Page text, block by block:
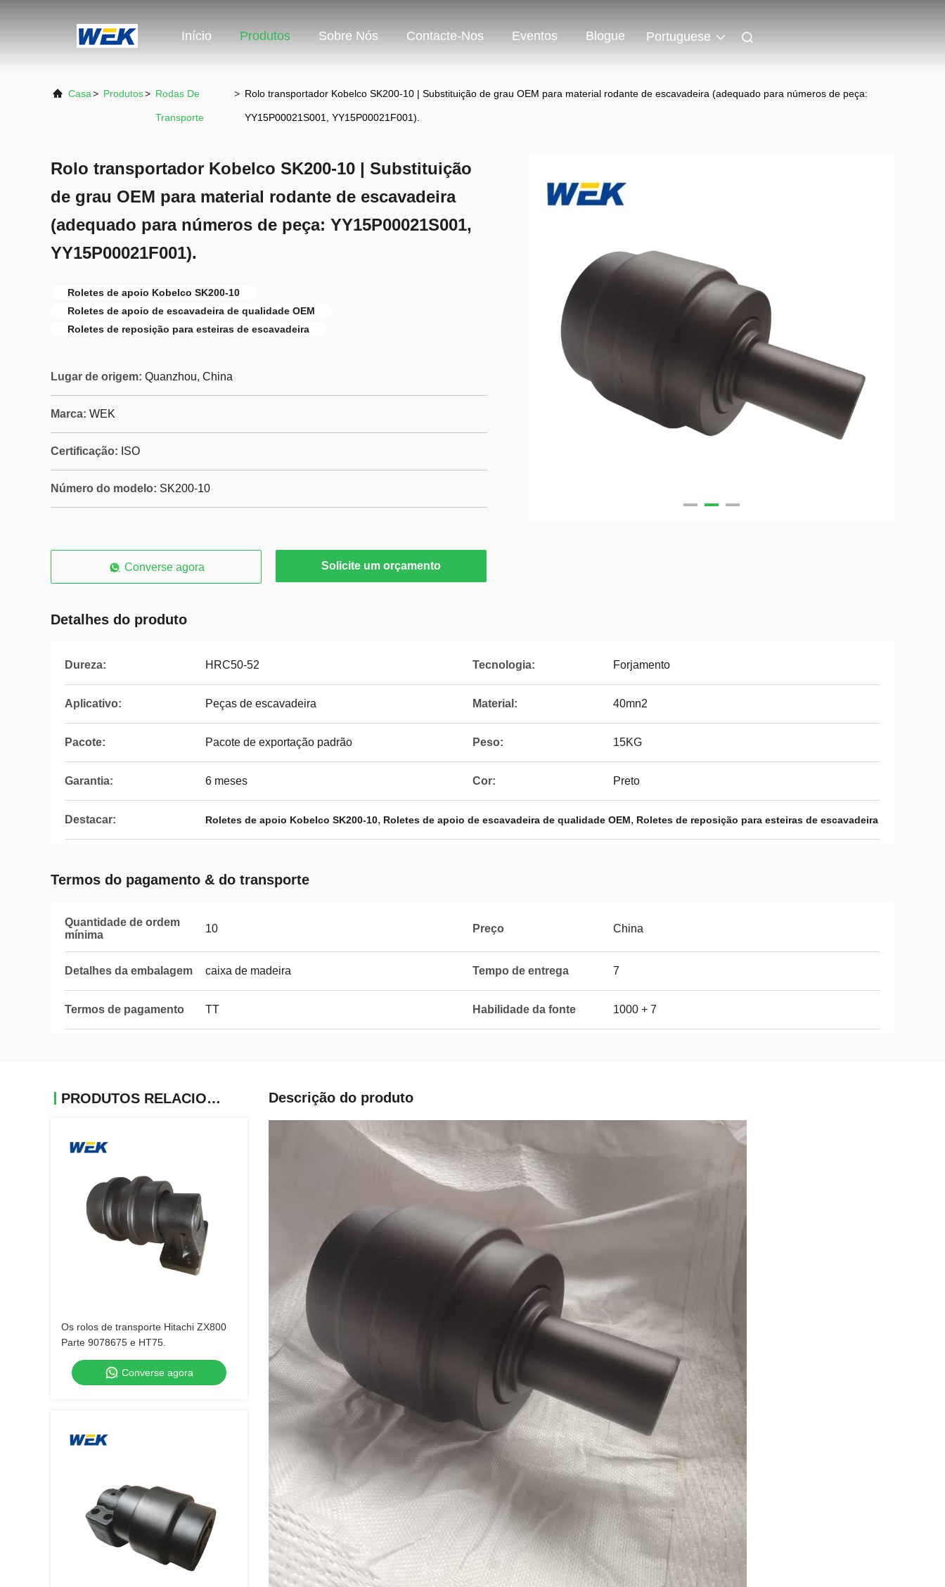
Início Produtos Sobre Nós Contacte-Nos Eventos Blogue Portuguese
Casa> Produtos> Rodas De
Transporte
> Rolo transportador Kobelco SK200-10 | Substituição de grau OEM para material rodante de escavadeira (adequado para números de peça:
YY15P00021S001, YY15P00021F001).
Rolo transportador Kobelco SK200-10 | Substituição
de grau OEM para material rodante de escavadeira
(adequado para números de peça: YY15P00021S001,
YY15P00021F001).
Roletes de apoio Kobelco SK200-10
Roletes de apoio de escavadeira de qualidade OEM
Roletes de reposição para esteiras de escavadeira
Lugar de origem: Quanzhou, China
Marca: WEK
Certificação: ISO
Número do modelo: SK200-10
Converse agora Solicite um orçamento
Detalhes do produto
Dureza: HRC50-52 Tecnologia: Forjamento
Aplicativo: Peças de escavadeira Material: 40mn2
Pacote: Pacote de exportação padrão Peso: 15KG
Garantia: 6 meses Cor: Preto
Destacar: Roletes de apoio Kobelco SK200-10, Roletes de apoio de escavadeira de qualidade OEM, Roletes de reposição para esteiras de escavadeira
Termos do pagamento & do transporte
Quantidade de ordem
mínima
10 Preço China
Detalhes da embalagem caixa de madeira Tempo de entrega 7
Termos de pagamento TT Habilidade da fonte 1000 + 7
PRODUTOS RELACIONADOS
Os rolos de transporte Hitachi ZX800
Parte 9078675 e HT75.
Converse agora
Descrição do produto